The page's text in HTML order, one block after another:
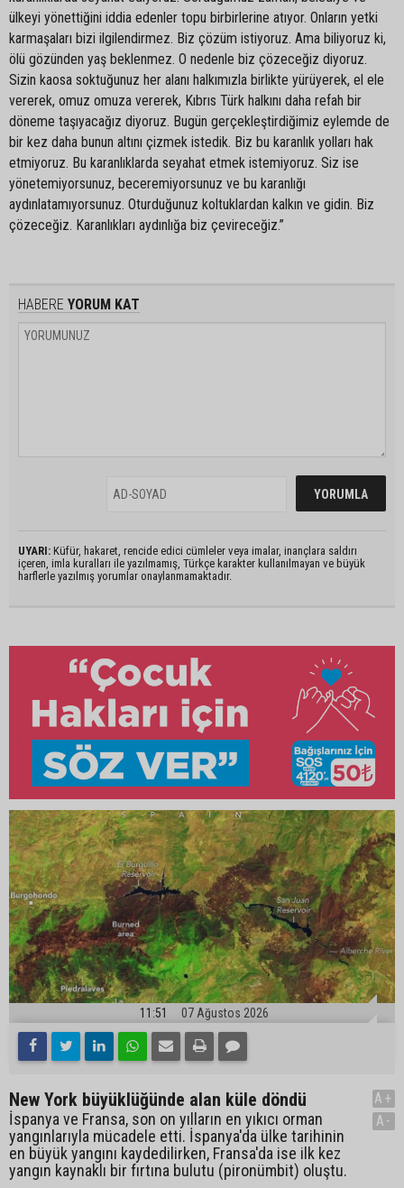
ülkeyi yönettiğini iddia edenler topu birbirlerine atıyor. Onların yetki
karmaşaları bizi ilgilendirmez. Biz çözüm istiyoruz. Ama biliyoruz ki,
ölü gözünden yaş beklenmez. O nedenle biz çözeceğiz diyoruz.
Sizin kaosa soktuğunuz her alanı halkımızla birlikte yürüyerek, el ele
vererek, omuz omuza vererek, Kıbrıs Türk halkını daha refah bir
döneme taşıyacağız diyoruz. Bugün gerçekleştirdiğimiz eylemde de
bir kez daha bunun altını çizmek istedik. Biz bu karanlık yolları hak
etmiyoruz. Bu karanlıklarda seyahat etmek istemiyoruz. Siz ise
yönetemiyorsunuz, beceremiyorsunuz ve bu karanlığı
aydınlatamıyorsunuz. Oturduğunuz koltuklardan kalkın ve gidin. Biz
çözeceğiz. Karanlıkları aydınlığa biz çevireceğiz.”
HABERE YORUM KAT
UYARI: Küfür, hakaret, rencide edici cümleler veya imalar, inançlara saldırı
içeren, imla kuralları ile yazılmamış, Türkçe karakter kullanılmayan ve büyük
harflerle yazılmış yorumlar onaylanmamaktadır.
11:51 07 Ağustos 2026
New York büyüklüğünde alan küle döndü
İspanya ve Fransa, son on yılların en yıkıcı orman
yangınlarıyla mücadele etti. İspanya'da ülke tarihinin
en büyük yangını kaydedilirken, Fransa'da ise ilk kez
yangın kaynaklı bir fırtına bulutu (pironümbit) oluştu.
A+
A-